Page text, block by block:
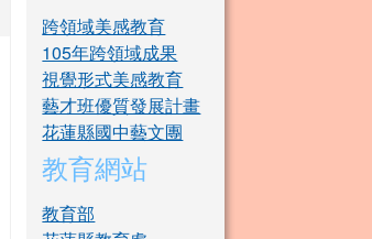
跨領域美感教育
105年跨領域成果
視覺形式美感教育
藝才班優質發展計畫
花蓮縣國中藝文團
教育網站
教育部